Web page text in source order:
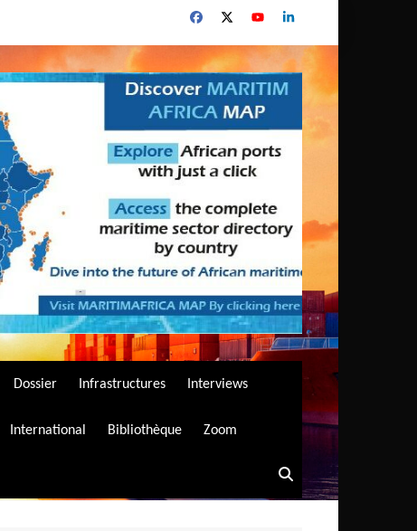
Dossier Infrastructures Interviews
International Bibliothèque Zoom